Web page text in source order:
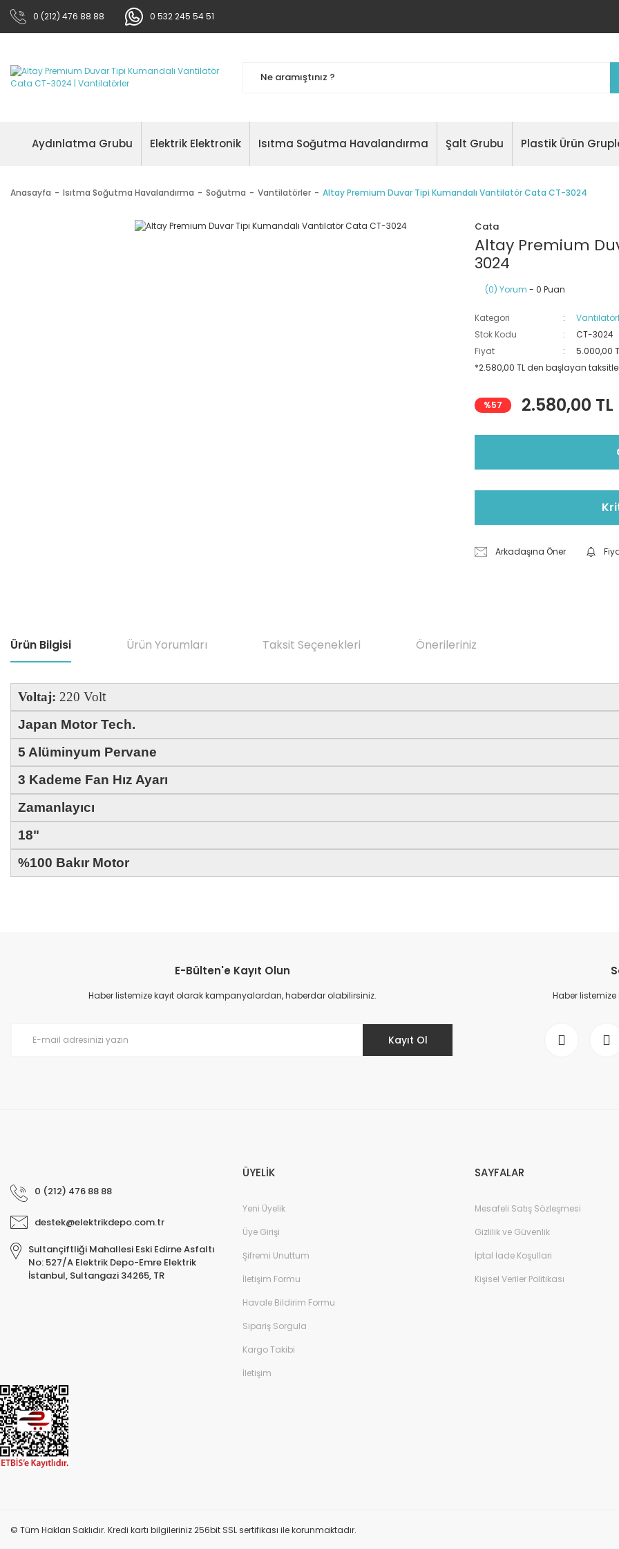
0 (212) 476 88 88 0 532 245 54 51
Aydınlatma Grubu Elektrik Elektronik Isıtma Soğutma Havalandırma Şalt Grubu Plastik Ürün
Anasayfa Isıtma Soğutma Havalandırma Soğutma Vantilatörler Altay Premium Duvar Tipi Kumandalı Vantilatör Cata CT-3024
Cata
Altay Premium
3024
(0) Yorum - 0 Puan
Kategori
Stok Kodu
CT-3024
Fiyat
5.000,00
*2.580,00 TL den başlayan
%57 2.580,00 TL
Arkadaşına Öner
Ürün Bilgisi Ürün Yorumları Taksit Seçenekleri Önerileriniz
Voltaj: 220 Volt
Japan Motor Tech.
5 Alüminyum Pervane
3 Kademe Fan Hız Ayarı
Zamanlayıcı
18"
%100 Bakır Motor
Ürün resmi kalitesiz, bozuk veya görüntülenemiyor.
Ürün açıklamasında eksik bilgiler bulunuyor.
E-Bülten'e Kayıt Olun
Haber listemize kayıt olarak kampanyalardan, haberdar olabilirsiniz.
Kayıt Ol
Haber
0 (212) 476 88 88
destek@elektrikdepo.com.tr
Sultançiftliği Mahallesi Eski Edirne Asfaltı
No: 527/A Elektrik Depo-Emre Elektrik
İstanbul, Sultangazi 34265, TR
ÜYELİK
Yeni Üyelik
Üye Girişi
Şifremi Unuttum
İletişim Formu
Havale Bildirim Formu
Sipariş Sorgula
Kargo Takibi
İletişim
SAYFALAR
Mesafeli Satış Sözleşmesi
Gizlilik ve Güvenlik
İptal İade Koşullari
Kişisel Veriler Politikası
© Tüm Hakları Saklıdır. Kredi kartı bilgileriniz 256bit SSL sertifikası ile korunmaktadır.